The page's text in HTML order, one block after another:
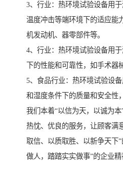
3、行业：热环境试验设备用于
温度冲击等端环境下的适应能
机发动机、器零部件等。
4、行业：热环境试验设备用
下的性能和可靠性，如手术器
5、食品行业：热环境试验设
和湿度条件下的质量和安全性
我们本着“以信为天，以诚为
热忱、优良的服务，让顾客满
取信、以质取胜、以新争天下
做人，踏踏实实做事”的企业精